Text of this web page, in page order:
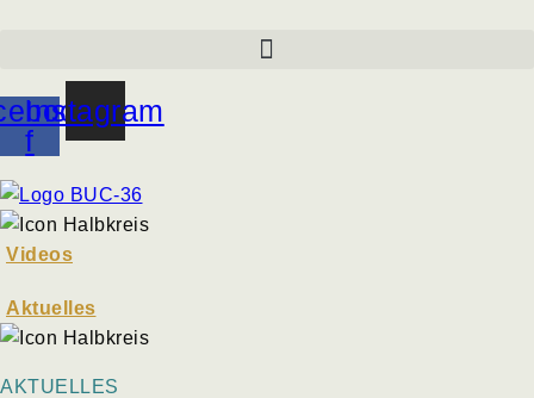
f
Instagram
Videos
Aktuelles
AKTUELLES